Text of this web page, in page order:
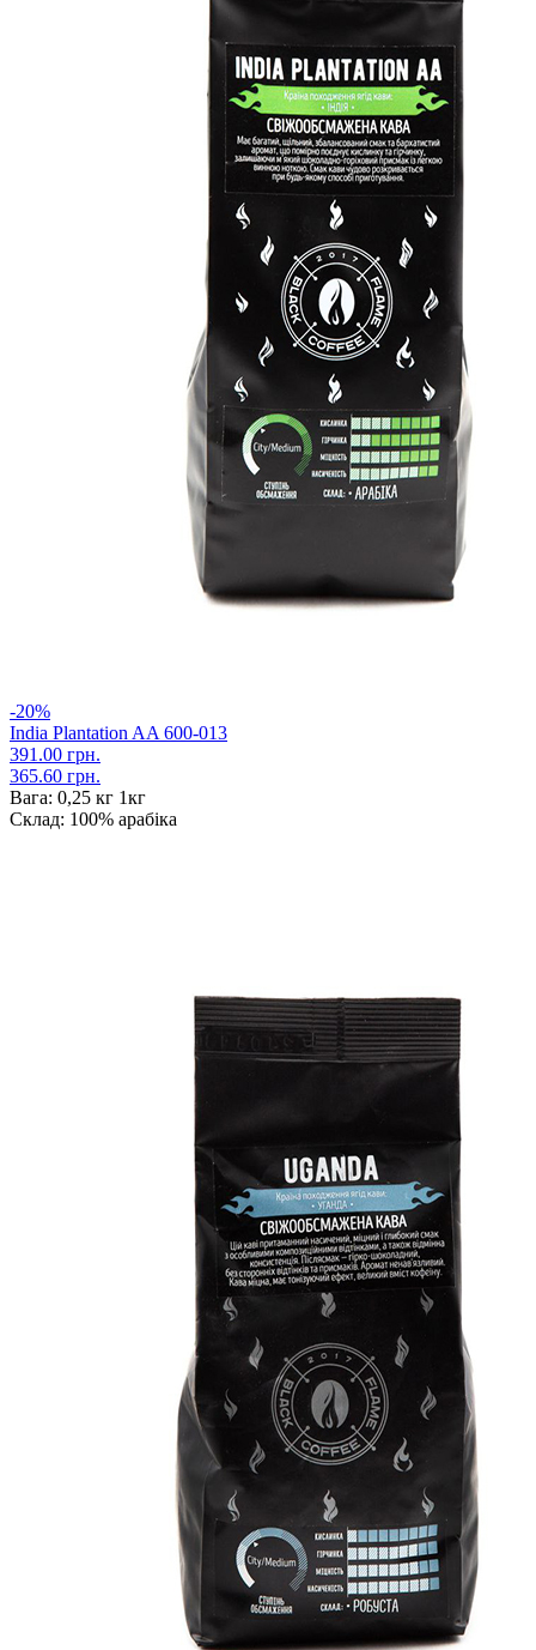
-20%
India Plantation AA 600-013
391.00 грн.
365.60 грн.
Вага: 0,25 кг 1кг
Склад: 100% арабіка